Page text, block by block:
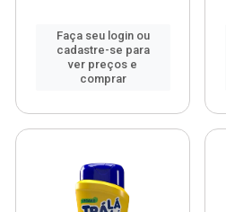
Faça seu login ou
cadastre-se para
ver preços e
comprar